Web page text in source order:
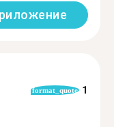
format_quote 1